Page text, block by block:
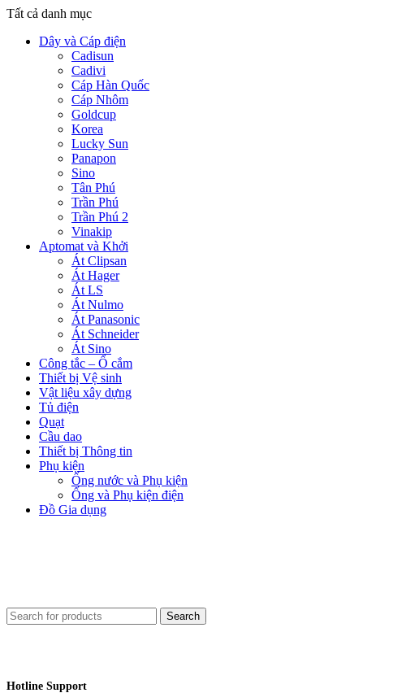
Tất cả danh mục
Dây và Cáp điện
Cadisun
Cadivi
Cáp Hàn Quốc
Cáp Nhôm
Goldcup
Korea
Lucky Sun
Panapon
Sino
Tân Phú
Trần Phú
Trần Phú 2
Vinakip
Aptomat và Khởi
Át Clipsan
Át Hager
Át LS
Át Nulmo
Át Panasonic
Át Schneider
Át Sino
Công tắc – Ổ cắm
Thiết bị Vệ sinh
Vật liệu xây dựng
Tủ điện
Quạt
Cầu dao
Thiết bị Thông tin
Phụ kiện
Ống nước và Phụ kiện
Ống và Phụ kiện điện
Đồ Gia dụng
Search
Hotline Support